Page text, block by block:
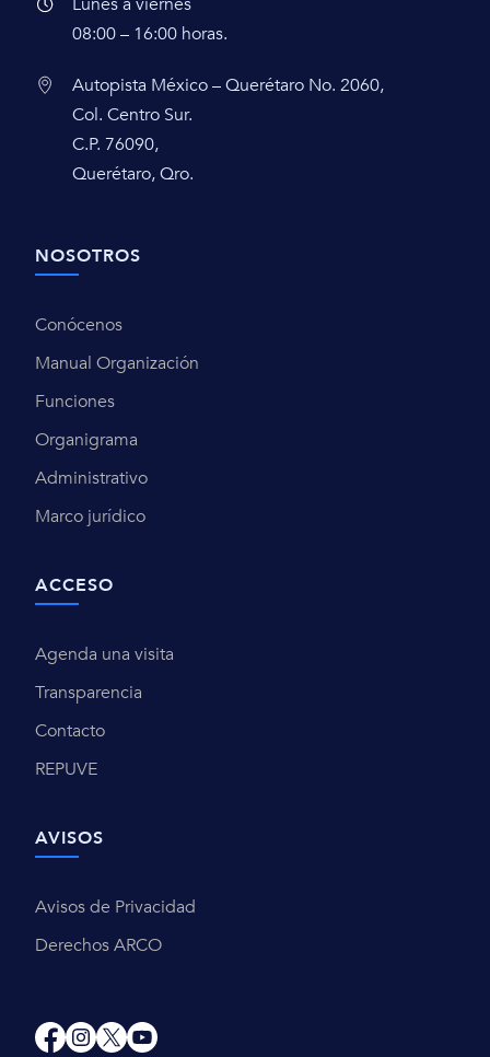
08:00 – 16:00 horas.
Autopista México – Querétaro No. 2060,
Col. Centro Sur.
C.P. 76090,
Querétaro, Qro.
NOSOTROS
Conócenos
Manual Organización
Funciones
Organigrama
Administrativo
Marco jurídico
ACCESO
Agenda una visita
Transparencia
Contacto
REPUVE
AVISOS
Avisos de Privacidad
Derechos ARCO